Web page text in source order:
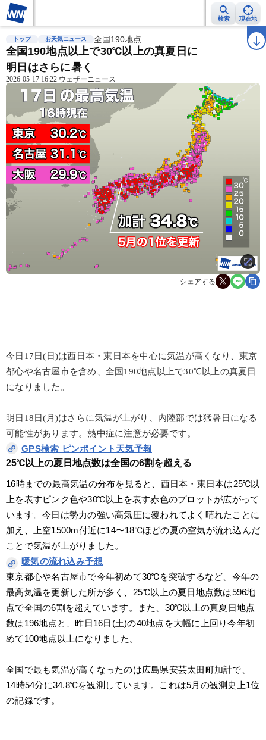
検索 現在地
雨雲レーダー 台風情報 地震情報 ラ
トップ お天気ニュース 全国190地点…
全国190地点以上で30℃以上の真夏日に
明日はさらに暑く
2026-05-17 16:22 ウェザーニュース
シェアする
今日17日(日)は西日本・東日本を中心に気温が高くなり、東京
都心や名古屋市を含め、全国190地点以上で30℃以上の真夏日
になりました。
明日18日(月)はさらに気温が上がり、内陸部では猛暑日になる
可能性があります。熱中症に注意が必要です。
GPS検索 ピンポイント天気予報
25℃以上の夏日地点数は全国の6割を超える
16時までの最高気温の分布を見ると、西日本・東日本は25℃以
上を表すピンク色や30℃以上を表す赤色のプロットが広がって
います。今日は勢力の強い高気圧に覆われてよく晴れたことに
加え、上空1500m付近に14〜18℃ほどの夏の空気が流れ込んだ
ことで気温が上がりました。
暖気の流れ込み予想
東京都心や名古屋市で今年初めて30℃を突破するなど、今年の
最高気温を更新した所が多く、25℃以上の夏日地点数は596地
点で全国の6割を超えています。また、30℃以上の真夏日地点
数は196地点と、昨日16日(土)の40地点を大幅に上回り今年初
めて100地点以上になりました。
全国で最も気温が高くなったのは広島県安芸太田町加計で、
14時54分に34.8℃を観測しています。これは5月の観測史上1位
の記録です。